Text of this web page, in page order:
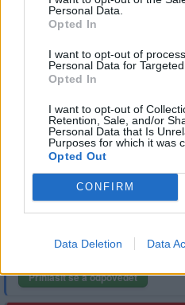
Personal Data.
Opted In
I want to opt-out of
Personal Data for Targeted
Opted In
I want to opt-out of
Retention, Sale, and/or
Personal Data that Is
Purposes for which it was
Opted Out
CONFIRM
Data Deletion Data
Reklama
Smazaný|Předmět: RE: RE:
RE: RE: RE: RE: RE:…
Reakce na příspěvek
Dalsi veci je i ta obezita. I
nesrovnatelne lepsi.
Přihlásit se a odpovědět